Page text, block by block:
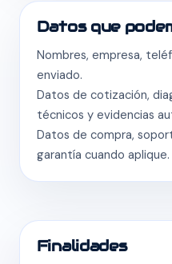
Datos que
Nombres, empresa,
enviado.
Datos de cotización,
técnicos y evidencias
Datos de compra,
garantía cuando aplique.
Finalidades